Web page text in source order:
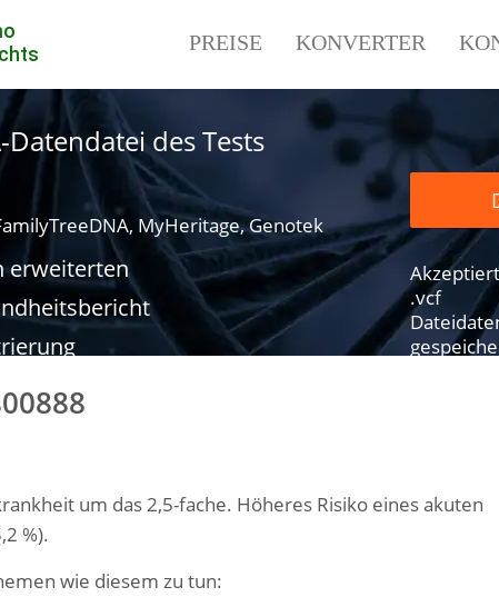
PREISE KONVERTER
des Tests
MyHeritage, Genotek
erweiterten
.vcf
um das 2,5-fache. Höheres Risiko eines akuten
%).
wie diesem zu tun: